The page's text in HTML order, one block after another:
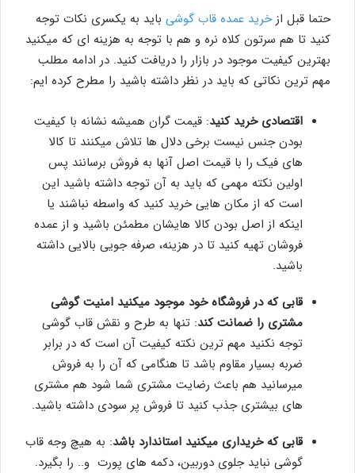
حتما قبل ازخرید عمده قاب گوشی باید به یکسری نکات توجه
کنید تا هم سرتون کلاه نره و هم با توجه به هزینه ای که میکنید
بهترین کیفیت موجود در بازار را دریافت کنید. در ادامه مطلب
مهم ترین نکاتی که باید در نظر داشته باشید را مطرح کرده ایم:
اقتصادی خرید کنید: قیمت گران همیشه نشانه با کیفیت
بودن جنس نیست برخی دلال ها تلاش میکنند تا کالا
های فیک را با قیمت اصل آنها به فروش برسانند پس
اولین نکته مهمی که باید به آن توجه داشته باشید این
است که از مکان هایی خرید کنید که واسطه نباشند یا
اینکه از اصل بودن کالا هایشان مطمئن باشید و از عمده
فروشان تهیه کنید تا در هزینه، صرفه جویی بالایی داشته
باشید.
قابی که در فروشگاه خود موجود میکنید امنیت گوشی
مشتری را ضمانت کند: تنها به طرح و نقش قاب گوشی
توجه نکنید مهم ترین نکته کیفیت آن است که در برابر
ضربه بسیار مقاوم باشد تا هنگامی که آن را به فروش
میرسانید هم باعث رضایت مشتری شما شود هم مشتری
های بیشتری جذب کنید تا فروش پر سودی داشته باشید.
قابی که خریداری میکنید استاندارد باشد: به هیچ وجه قاب
گوشی نباید جلوی دوربین، دکمه های پورت و.. را بگیرد.